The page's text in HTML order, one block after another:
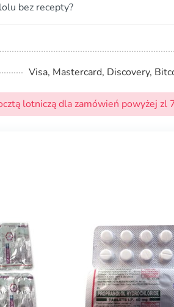
bez recepty?
Visa, Mastercard, Discovery,
lotniczą dla zamówień powyżej zl
Norvasc